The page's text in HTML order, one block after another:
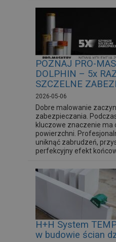
POZNAJ PRO-
DOLPHIN – 5x
SZCZELNE
2026-05-06
Dobre malowanie
zabezpieczania.
kluczowe znaczenie ma
powierzchni.
uniknąć zabrudzeń,
perfekcyjny efekt
H+H System
w budowie ścian